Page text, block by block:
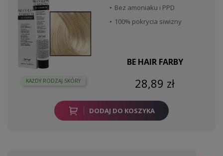
KAŻDY RODZAJ SKÓRY
Bez amoniaku i PPD
100% pokrycia siwizny
BE HAIR FARBY
28,89 zł
DODAJ DO KOSZYKA